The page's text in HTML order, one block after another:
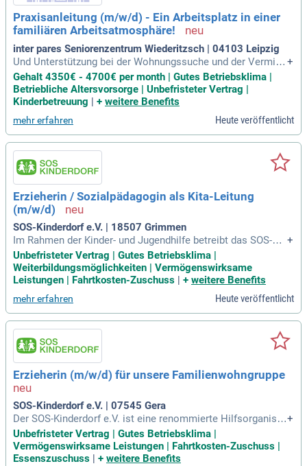
Praxisanleitung (m/w/d) - Ein Arbeitsplatz in einer
familiären Arbeitsatmosphäre!
inter pares Seniorenzentrum Wiederitzsch | 04103 Leipzig
Und Unterstützung bei der Wohnungssuche und der Vermittl
ung von Kinderbetreuung; Individuelle und abwechslungsreic
he interne und externe Fortbildungen; Mitarbeiterorientierter
Dienstplan durch die Berücksichtigung Deiner wunschfreien
Tage und Einhaltung
+
Gehalt 4350€ - 4700€ per month | Gutes Betriebsklima |
Betriebliche Altersvorsorge | Unbefristeter Vertrag |
Kinderbetreuung | + weitere Benefits
mehr erfahren Heute veröffentlicht
Erzieherin / Sozialpädagogin als Kita-Leitung
(m/w/d)
SOS-Kinderdorf e.V. | 18507 Grimmen
Im Rahmen der Kinder- und Jugendhilfe betreibt das SOS-Kin
derdorf Vorpommern eine Kindertagesstätte mit externer N
atur- und Waldkindergartengruppe.
+
Unbefristeter Vertrag | Gutes Betriebsklima |
Weiterbildungsmöglichkeiten | Vermögenswirksame
Leistungen | Fahrtkosten-Zuschuss | + weitere Benefits
mehr erfahren Heute veröffentlicht
Erzieherin (m/w/d) für unsere Familienwohngruppe
SOS-Kinderdorf e.V. | 07545 Gera
Der SOS-Kinderdorf e.V. ist eine renommierte Hilfsorganisat
ion und ein freier, gemeinnütziger Träger der Kinder- und Jug
endhilfe mit 38 Einrichtungen im gesamten Bundesgebiet un
d rund 5.200 Mitarbeiterinnen und Mitarbeitern.
+
Unbefristeter Vertrag | Gutes Betriebsklima |
Vermögenswirksame Leistungen | Fahrtkosten-Zuschuss |
Essenszuschuss
+ weitere Benefits